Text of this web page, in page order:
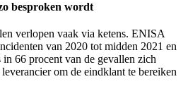
besproken wordt
verlopen vaak via ketens. ENISA
van 2020 tot midden 2021 en
in 66 procent van de gevallen zich
om de eindklant te bereiken